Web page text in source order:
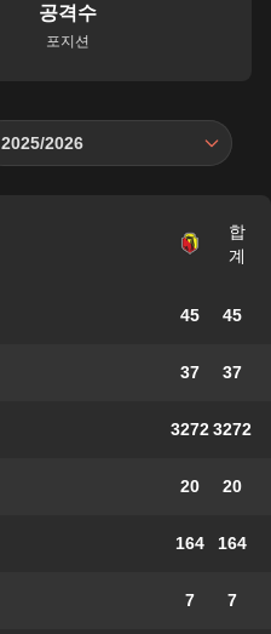
공격수
포지션
2025/2026
합
계
45 45
37 37
32723272
20 20
164 164
7 7